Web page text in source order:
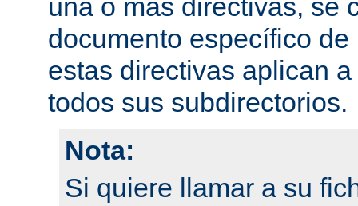
una o más directivas, se
documento específico
estas directivas aplican
todos sus subdirectorios.
Nota:
Si quiere llamar a su